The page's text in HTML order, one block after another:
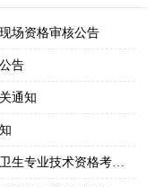
场资格审核公告
告
通知
2025年普洱市景东县护士执业资格考试暨卫生专业技术资格考试报名公告